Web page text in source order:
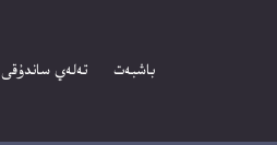
باشبەت تەلەي ساندۇقى